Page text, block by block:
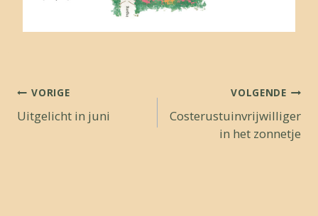
Bericht
navigatie
VORIGE
Uitgelicht in juni
VOLGENDE
Costerustuinvrijwilliger
in het zonnetje